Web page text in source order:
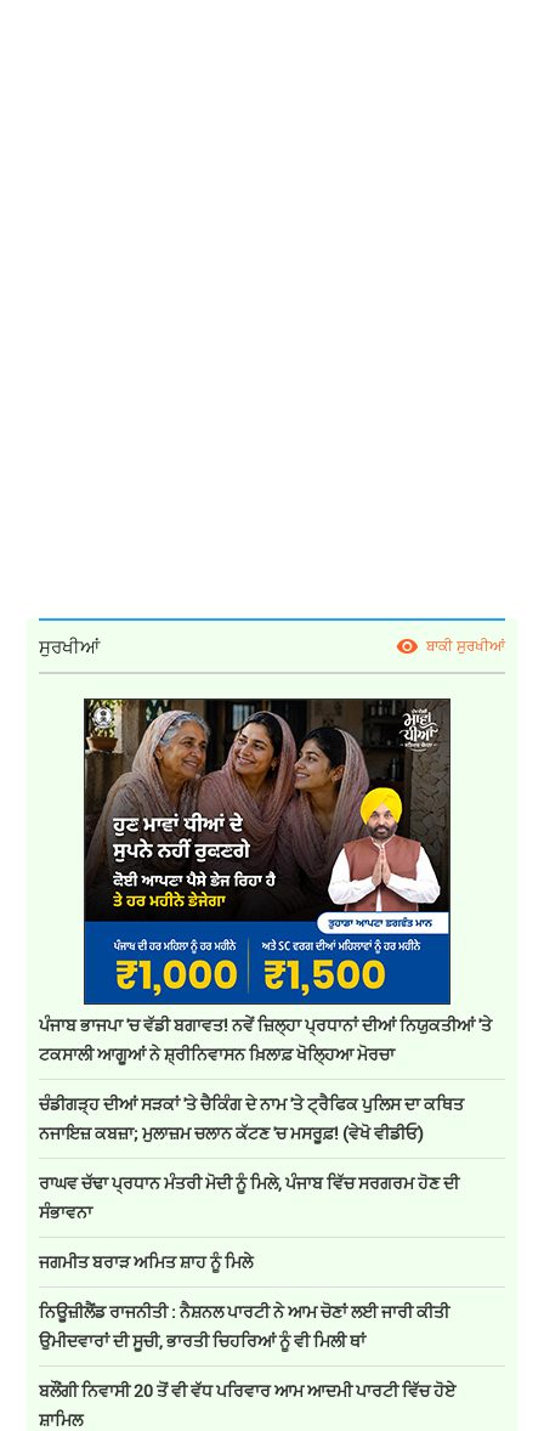
ਸੁਰਖੀਆਂ ਬਾਕੀ ਸੁਰਖੀਆਂ
ਪੰਜਾਬ ਭਾਜਪਾ 'ਚ ਵੱਡੀ ਬਗਾਵਤ! ਨਵੇਂ ਜ਼ਿਲ੍ਹਾ ਪ੍ਰਧਾਨਾਂ ਦੀਆਂ ਨਿਯੁਕਤੀਆਂ 'ਤੇ
ਟਕਸਾਲੀ ਆਗੂਆਂ ਨੇ ਸ਼੍ਰੀਨਿਵਾਸਨ ਖ਼ਿਲਾਫ਼ ਖੋਲ੍ਹਿਆ ਮੋਰਚਾ
ਚੰਡੀਗੜ੍ਹ ਦੀਆਂ ਸੜਕਾਂ 'ਤੇ ਚੈਕਿੰਗ ਦੇ ਨਾਮ 'ਤੇ ਟ੍ਰੈਫਿਕ ਪੁਲਿਸ ਦਾ ਕਥਿਤ
ਨਜਾਇਜ਼ ਕਬਜ਼ਾ; ਮੁਲਾਜ਼ਮ ਚਲਾਨ ਕੱਟਣ 'ਚ ਮਸਰੂਫ਼! (ਵੇਖੋ ਵੀਡੀਓ)
ਰਾਘਵ ਚੱਢਾ ਪ੍ਰਧਾਨ ਮੰਤਰੀ ਮੋਦੀ ਨੂੰ ਮਿਲੇ, ਪੰਜਾਬ ਵਿੱਚ ਸਰਗਰਮ ਹੋਣ ਦੀ
ਸੰਭਾਵਨਾ
ਜਗਮੀਤ ਬਰਾੜ ਅਮਿਤ ਸ਼ਾਹ ਨੂੰ ਮਿਲੇ
ਨਿਊਜ਼ੀਲੈਂਡ ਰਾਜਨੀਤੀ : ਨੈਸ਼ਨਲ ਪਾਰਟੀ ਨੇ ਆਮ ਚੋਣਾਂ ਲਈ ਜਾਰੀ ਕੀਤੀ
ਉਮੀਦਵਾਰਾਂ ਦੀ ਸੂਚੀ, ਭਾਰਤੀ ਚਿਹਰਿਆਂ ਨੂੰ ਵੀ ਮਿਲੀ ਥਾਂ
ਬਲੌਂਗੀ ਨਿਵਾਸੀ 20 ਤੋਂ ਵੀ ਵੱਧ ਪਰਿਵਾਰ ਆਮ ਆਦਮੀ ਪਾਰਟੀ ਵਿੱਚ ਹੋਏ
ਸ਼ਾਮਿਲ